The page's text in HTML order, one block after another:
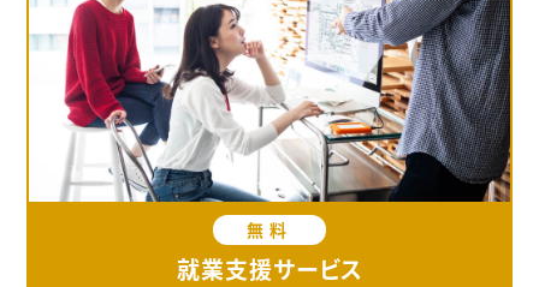
無料
就業支援サービス